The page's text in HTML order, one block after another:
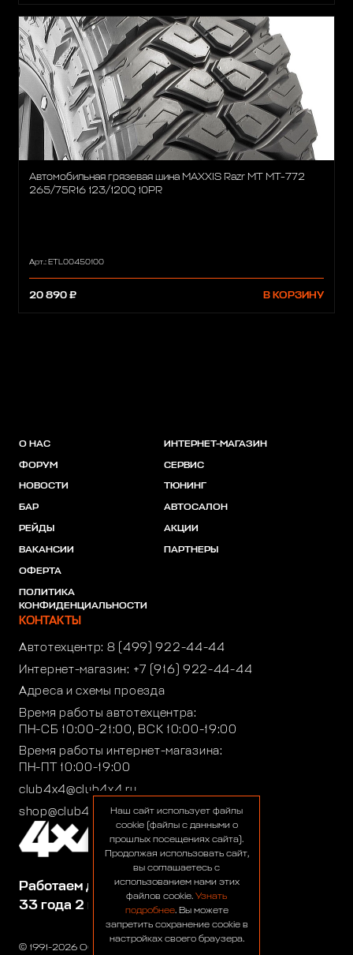
Автомобильная грязевая шина MAXXIS Razr MT MT-772
265/75R16 123/120Q 10PR
Арт.: ETL00450100
20 890 ₽ В КОРЗИНУ
© 1991-2026 ООО «Сервис 4х4»
Работаем для вас:
33 года 2 месяца 26 дней
О НАС
ФОРУМ
НОВОСТИ
БАР
РЕЙДЫ
ВАКАНСИИ
ОФЕРТА
ПОЛИТИКА
КОНФИДЕНЦИАЛЬНОСТИ
ИНТЕРНЕТ-МАГАЗИН
СЕРВИС
ТЮНИНГ
АВТОСАЛОН
АКЦИИ
ПАРТНЕРЫ
КОНТАКТЫ
Автотехцентр: 8 (499) 922-44-44
Интернет-магазин: +7 (916) 922-44-44
Адреса и схемы проезда
Время работы автотехцентра:
ПН-СБ 10:00-21:00, ВСК 10:00-19:00
Время работы интернет-магазина:
ПН-ПТ 10:00-19:00
club4x4@club4x4.ru
shop@club4x4.ruНаш сайт использует файлы
cookie (файлы с данными о
прошлых посещениях сайта).
Продолжая использовать сайт,
вы соглашаетесь с
использованием нами этих
файлов cookie. Узнать
подробнее. Вы можете
запретить сохранение cookie в
настройках своего браузера.